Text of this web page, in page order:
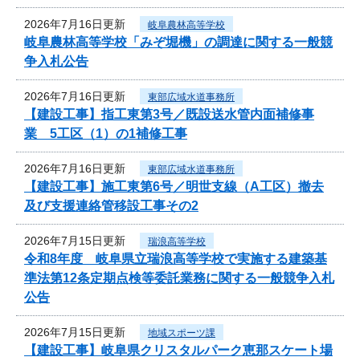
2026年7月16日更新 岐阜農林高等学校
岐阜農林高等学校「みぞ堀機」の調達に関する一般競
争入札公告
2026年7月16日更新 東部広域水道事務所
【建設工事】指工東第3号／既設送水管内面補修事
業 5工区（1）の1補修工事
2026年7月16日更新 東部広域水道事務所
【建設工事】施工東第6号／明世支線（A工区）撤去
及び支援連絡管移設工事その2
2026年7月15日更新 瑞浪高等学校
令和8年度 岐阜県立瑞浪高等学校で実施する建築基
準法第12条定期点検等委託業務に関する一般競争入札
公告
2026年7月15日更新 地域スポーツ課
【建設工事】岐阜県クリスタルパーク恵那スケート場